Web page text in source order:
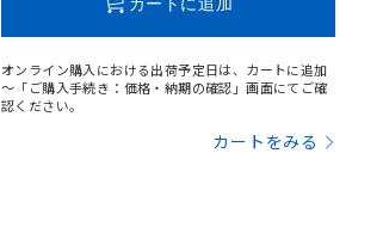
オンライン購入における出荷予定日は、カートに追加
～「ご購入手続き：価格・納期の確認」画面にてご確
認ください。
カートをみる